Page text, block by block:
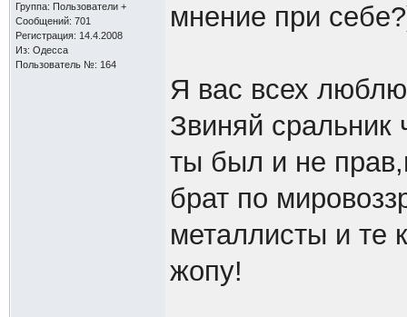
Группа: Пользователи +
Сообщений: 701
Регистрация: 14.4.2008
Из: Одесса
Пользователь №: 164
мнение при
Я вас всех
Звиняй сральник
ты был и не
брат по
металлисты и те
жопу!